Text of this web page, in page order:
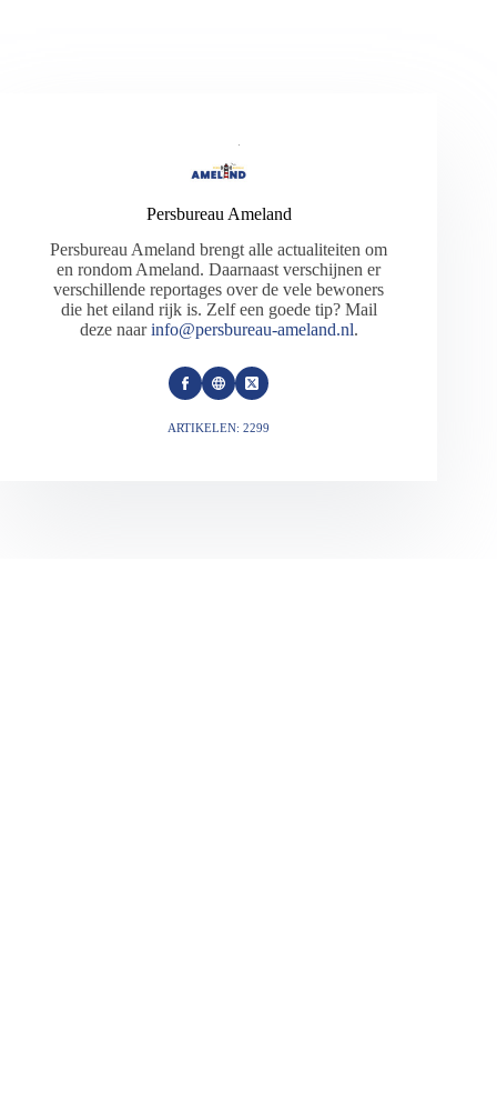
Persbureau Ameland
Persbureau Ameland brengt alle actualiteiten om
en rondom Ameland. Daarnaast verschijnen er
verschillende reportages over de vele bewoners
die het eiland rijk is. Zelf een goede tip? Mail
deze naarinfo@persbureau-ameland.nl.
ARTIKELEN: 2299